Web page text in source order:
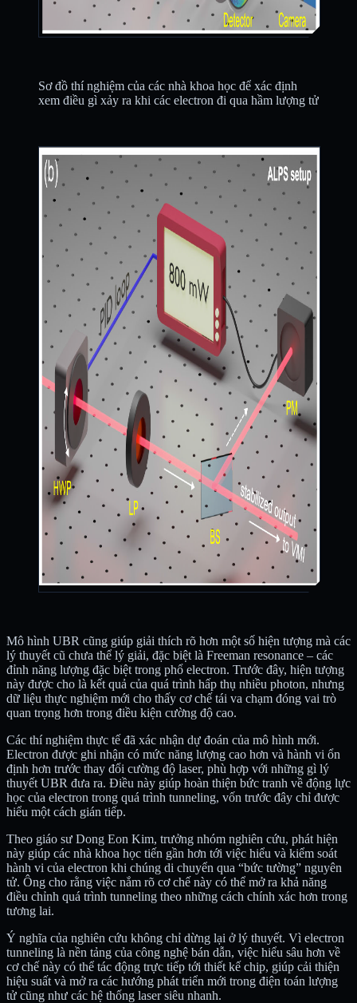
Sơ đồ thí nghiệm của các nhà khoa học để xác định
xem điều gì xảy ra khi các electron đi qua hầm lượng tử
Mô hình UBR cũng giúp giải thích rõ hơn một số hiện tượng mà các
lý thuyết cũ chưa thể lý giải, đặc biệt là Freeman resonance – các
đỉnh năng lượng đặc biệt trong phổ electron. Trước đây, hiện tượng
này được cho là kết quả của quá trình hấp thụ nhiều photon, nhưng
dữ liệu thực nghiệm mới cho thấy cơ chế tái va chạm đóng vai trò
quan trọng hơn trong điều kiện cường độ cao.
Các thí nghiệm thực tế đã xác nhận dự đoán của mô hình mới.
Electron được ghi nhận có mức năng lượng cao hơn và hành vi ổn
định hơn trước thay đổi cường độ laser, phù hợp với những gì lý
thuyết UBR đưa ra. Điều này giúp hoàn thiện bức tranh về động lực
học của electron trong quá trình tunneling, vốn trước đây chỉ được
hiểu một cách gián tiếp.
Theo giáo sư Dong Eon Kim, trưởng nhóm nghiên cứu, phát hiện
này giúp các nhà khoa học tiến gần hơn tới việc hiểu và kiểm soát
hành vi của electron khi chúng di chuyển qua “bức tường” nguyên
tử. Ông cho rằng việc nắm rõ cơ chế này có thể mở ra khả năng
điều chỉnh quá trình tunneling theo những cách chính xác hơn trong
tương lai.
Ý nghĩa của nghiên cứu không chỉ dừng lại ở lý thuyết. Vì electron
tunneling là nền tảng của công nghệ bán dẫn, việc hiểu sâu hơn về
cơ chế này có thể tác động trực tiếp tới thiết kế chip, giúp cải thiện
hiệu suất và mở ra các hướng phát triển mới trong điện toán lượng
tử cũng như các hệ thống laser siêu nhanh.